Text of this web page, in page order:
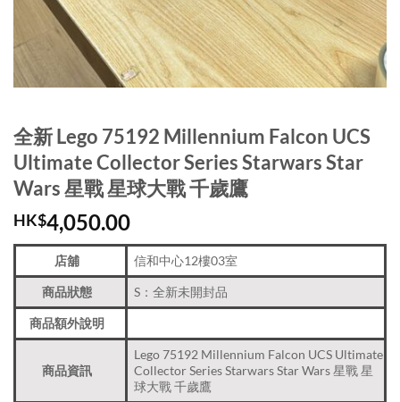
全新 Lego 75192 Millennium Falcon UCS
Ultimate Collector Series Starwars Star
Wars 星戰 星球大戰 千歲鷹
HK$4,050.00
店舖 信和中心12樓03室
商品狀態 S：全新未開封品
商品額外說明
商品資訊
Lego 75192 Millennium Falcon UCS Ultimate
Collector Series Starwars Star Wars 星戰 星
球大戰 千歲鷹